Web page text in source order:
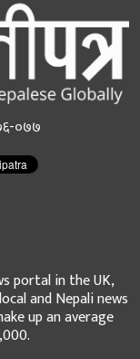
०७७
portal in the UK,
and Nepali news
up an average